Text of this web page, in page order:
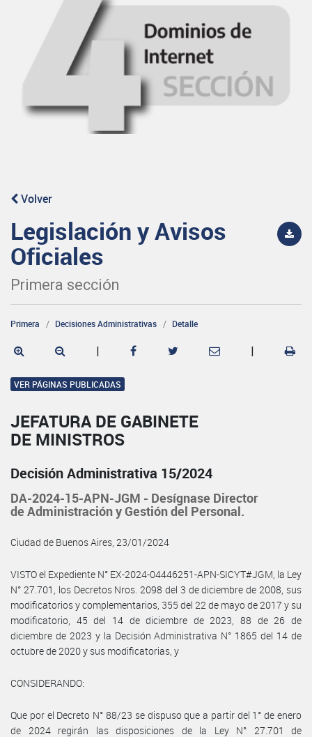
Volver
Legislación y Avisos
Oficiales
Primera sección
Primera Decisiones Administrativas Detalle
| |
VER PÁGINAS PUBLICADAS
JEFATURA DE GABINETE
DE MINISTROS
Decisión Administrativa 15/2024
DA-2024-15-APN-JGM - Desígnase Director
de Administración y Gestión del Personal.
Ciudad de Buenos Aires, 23/01/2024
VISTO el Expediente N° EX-2024-04446251-APN-SICYT#JGM, la Ley
N° 27.701, los Decretos Nros. 2098 del 3 de diciembre de 2008, sus
modificatorios y complementarios, 355 del 22 de mayo de 2017 y su
modificatorio, 45 del 14 de diciembre de 2023, 88 de 26 de
diciembre de 2023 y la Decisión Administrativa N° 1865 del 14 de
octubre de 2020 y sus modificatorias, y
CONSIDERANDO:
Que por el Decreto N° 88/23 se dispuso que a partir del 1° de enero
de 2024 regirán las disposiciones de la Ley N° 27.701 de